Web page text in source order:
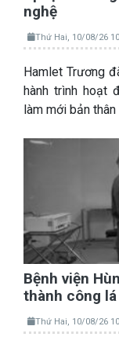
nghệ
Thứ Hai, 10/08/26
Hamlet Trương
hành trình hoạt
làm mới bản
Bệnh viện
thành công
Thứ Hai, 10/08/26